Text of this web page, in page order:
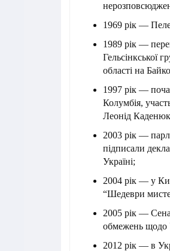
1969 рік —
1989 рік —
Гельсінкської
області на
1997 рік —
Колумбія,
Леонід
2003 рік —
підписали
Україні;
2004 рік — у
“Шедеври
2005 рік —
обмежень щодо
2012 рік — в